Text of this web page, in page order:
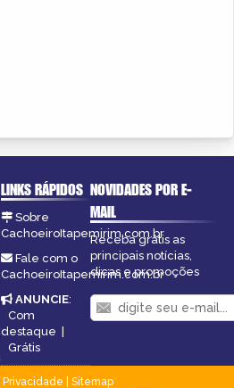
LINKS RÁPIDOS
Sobre
CachoeiroItapemirim.com.br
Fale com o
CachoeiroItapemirim.com.br
ANUNCIE:
Com
destaque |
Grátis
NOVIDADES POR E-
MAIL
Receba grátis as
principais notícias,
dicas e promoções
Privacidade
Sitemap